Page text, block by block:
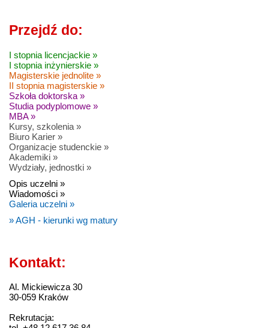
Przejdź do:
I stopnia licencjackie »
I stopnia inżynierskie »
Magisterskie jednolite »
II stopnia magisterskie »
Szkoła doktorska »
Studia podyplomowe »
MBA »
Kursy, szkolenia »
Biuro Karier »
Organizacje studenckie »
Akademiki »
Wydziały, jednostki »
Opis uczelni »
Wiadomości »
Galeria uczelni »
» AGH - kierunki wg matury
Kontakt:
Al. Mickiewicza 30
30-059 Kraków
Rekrutacja: